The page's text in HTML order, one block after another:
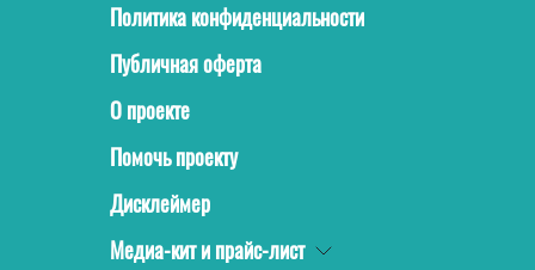
Политика конфиденциальности
Публичная оферта
О проекте
Помочь проекту
Дисклеймер
Медиа-кит и прайс-лист